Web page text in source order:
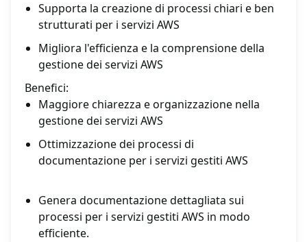
Supporta la creazione di processi chiari e ben
strutturati per i servizi AWS
Migliora l'efficienza e la comprensione della
gestione dei servizi AWS
Benefici:
Maggiore chiarezza e organizzazione nella
gestione dei servizi AWS
Ottimizzazione dei processi di
documentazione per i servizi gestiti AWS
Genera documentazione dettagliata sui
processi per i servizi gestiti AWS in modo
efficiente.